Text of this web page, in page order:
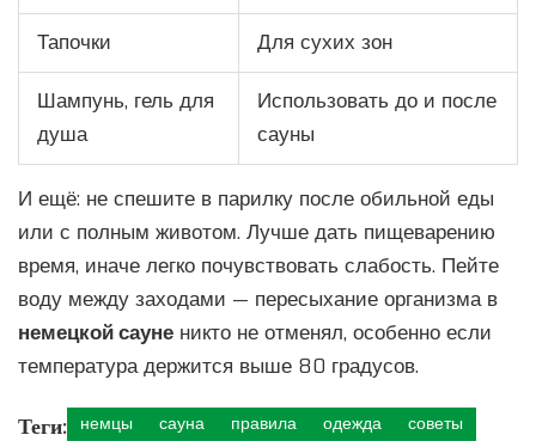
Тапочки Для сухих зон
Шампунь, гель для
душа
Использовать до и после
сауны
И ещё: не спешите в парилку после обильной еды
или с полным животом. Лучше дать пищеварению
время, иначе легко почувствовать слабость. Пейте
воду между заходами — пересыхание организма в
немецкой сауне никто не отменял, особенно если
температура держится выше 80 градусов.
Теги: немцы сауна правила одежда советы